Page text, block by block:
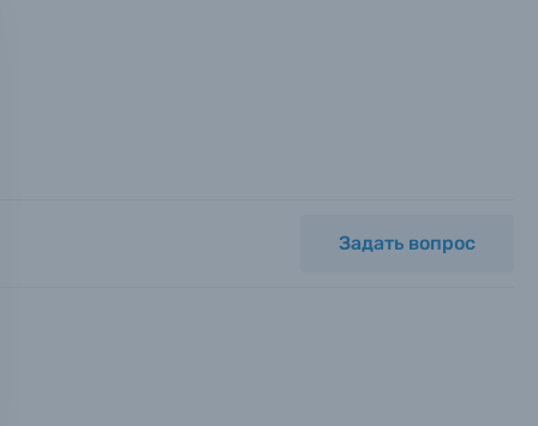
с
Задать вопрос